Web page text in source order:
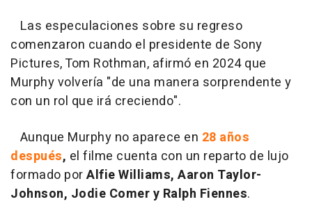
Las especulaciones sobre su regreso
comenzaron cuando el presidente de Sony
Pictures, Tom Rothman, afirmó en 2024 que
Murphy volvería "de una manera sorprendente y
con un rol que irá creciendo".
Aunque Murphy no aparece en 28 años
después, el filme cuenta con un reparto de lujo
formado porAlfie Williams, Aaron Taylor-
Johnson, Jodie Comer y Ralph Fiennes.